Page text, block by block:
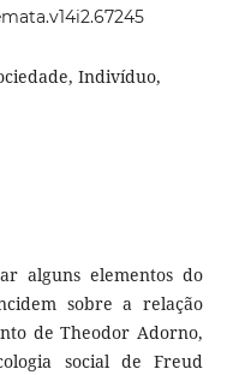
Indivíduo,
alguns elementos do
sobre a relação
de Theodor Adorno,
social de Freud